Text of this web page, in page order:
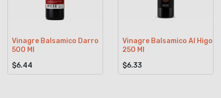
Vinagre Balsamico Darro
500 Ml
$6.44
Vinagre Balsamico Al Higo
250 Ml
$6.33